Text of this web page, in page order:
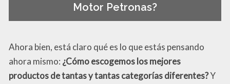
Motor Petronas?
Ahora bien, está claro qué es lo que estás pensando
ahora mismo: ¿Cómo escogemos los mejores
productos de tantas y tantas categorías diferentes?Y